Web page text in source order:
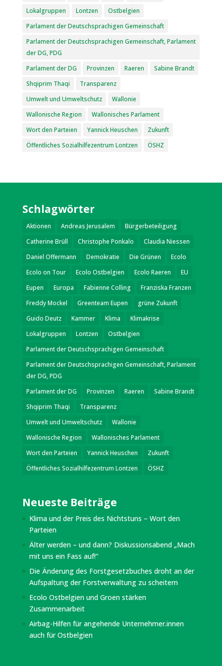
Lokalgruppen
Lontzen
Ostbelgien
Parlament der Deutschsprachigen Gemeinschaft
Parlament der Deutschsprachigen Gemeinschaft, Parlament
der DG, PDG
Parlament der DG
Provinzen Raeren
Sabine Brandt
Shqiprim Thaqi
Transparenz
Umwelt und Umweltschutz
Wallonie
Wallonische Region
Wallonisches Parlament
Wort den Parteien
Yannick Heuschen
Zukunft
Öffentliches Sozialhilfezentrum Lontzen
ÖSHZ
Schlagwörter
Aktionen Andreas Jerusalem
Bürgerbeteiligung
Catherine Brüll
Christophe Ponkalo
Claudia Niessen
Daniel Offermann
Demokratie Die Grünen
Ecolo
Ecolo on Tour
Ecolo Ostbelgien Ecolo Raeren
EU
Eupen
Europa Fabienne Colling
Franziska Franzen
Freddy Mockel
Greenteam Eupen
grüne Zukunft
Guido Deutz
Kammer Klima
Klimakrise
Lokalgruppen
Lontzen
Ostbelgien
Parlament der Deutschsprachigen Gemeinschaft
Parlament der Deutschsprachigen Gemeinschaft, Parlament
der DG, PDG
Parlament der DG
Provinzen Raeren
Sabine Brandt
Shqiprim Thaqi
Transparenz
Umwelt und Umweltschutz
Wallonie
Wallonische Region
Wallonisches Parlament
Wort den Parteien
Yannick Heuschen
Zukunft
Öffentliches Sozialhilfezentrum Lontzen
ÖSHZ
Neueste Beiträge
Klima und der Preis des Nichtstuns – Wort den
Parteien
Älter werden – und dann? Diskussionsabend „Mach
mit uns ein Fass auf!“
Die Änderung des Forstgesetzbuches droht an der
Aufspaltung der Forstverwaltung zu scheitern
Ecolo Ostbelgien und Groen stärken
Zusammenarbeit
Airbag-Hilfen für angehende Unternehmer.innen
auch für Ostbelgien